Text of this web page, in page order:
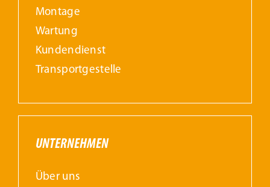
Montage
Wartung
Kundendienst
Transportgestelle
UNTERNEHMEN
Über uns